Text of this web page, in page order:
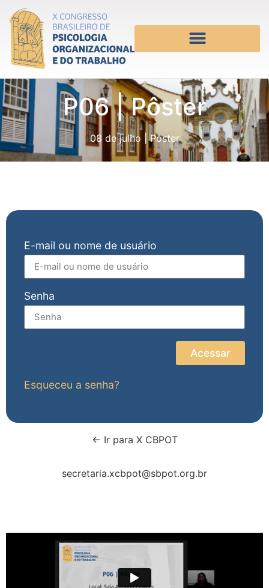
P06 | Pôster
08 de julho |Pôster
E-mail ou nome de usuário
Senha
Acessar
Esqueceu a senha?
← Ir para X CBPOT
secretaria.xcbpot@sbpot.org.br